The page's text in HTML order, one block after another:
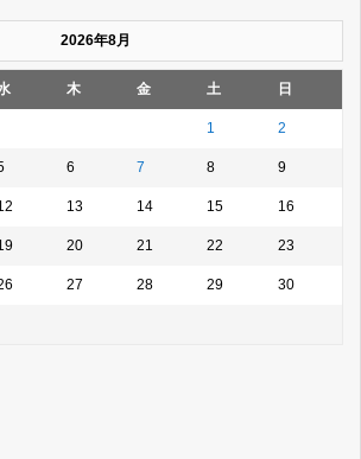
2026年8月
木 金 土 日
1 2
6 7 8 9
13 14 15 16
20 21 22 23
27 28 29 30